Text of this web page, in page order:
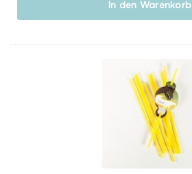
In den Warenkorb